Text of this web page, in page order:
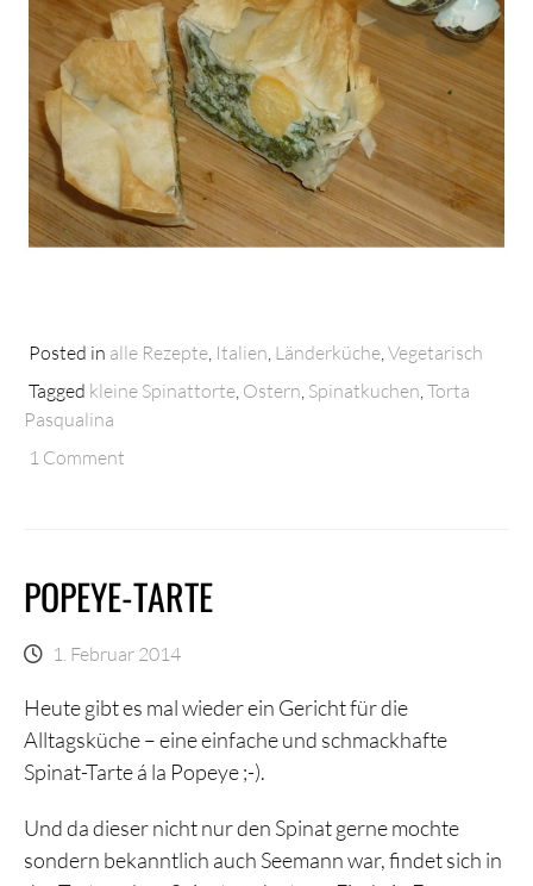
Posted in alle Rezepte Italien Länderküche Vegetarisch
Tagged kleine Spinattorte Ostern Spinatkuchen Torta
Pasqualina
1 Comment
POPEYE-TARTE
1. Februar 2014
Heute gibt es mal wieder ein Gericht für die
Alltagsküche – eine einfache und schmackhafte
Spinat-Tarte á la Popeye ;-).
Und da dieser nicht nur den Spinat gerne mochte
sondern bekanntlich auch Seemann war, findet sich in